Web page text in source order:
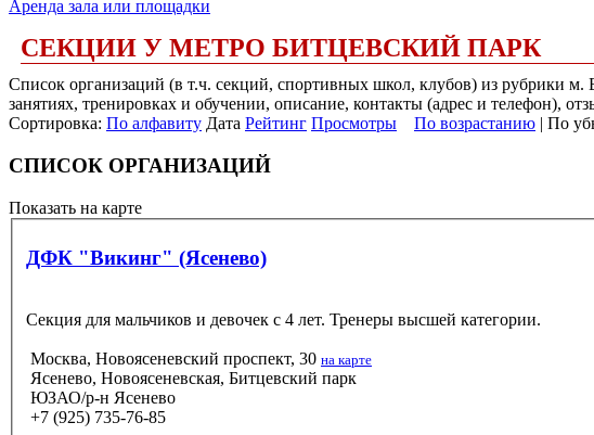
Аренда зала или площадки
СЕКЦИИ У МЕТРО БИТЦЕВСКИЙ ПАРК
Список организаций (в т.ч. секций, спортивных школ, клубов) из рубрики
занятиях, тренировках и обучении, описание, контакты (адрес и телефон),
Сортировка: По алфавиту Дата Рейтинг Просмотры По возрастанию | По
СПИСОК ОРГАНИЗАЦИЙ
Показать на карте
ДФК "Викинг" (Ясенево)
Секция для мальчиков и девочек с 4 лет. Тренеры высшей категории.
Москва, Новоясеневский проспект, 30 на карте
Ясенево, Новоясеневская, Битцевский парк
ЮЗАО/р-н Ясенево
+7 (925) 735-76-85